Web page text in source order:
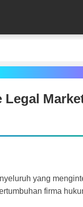
yang
firma